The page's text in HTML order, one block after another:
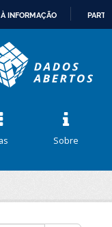
INFORMAÇÃO
Sobre